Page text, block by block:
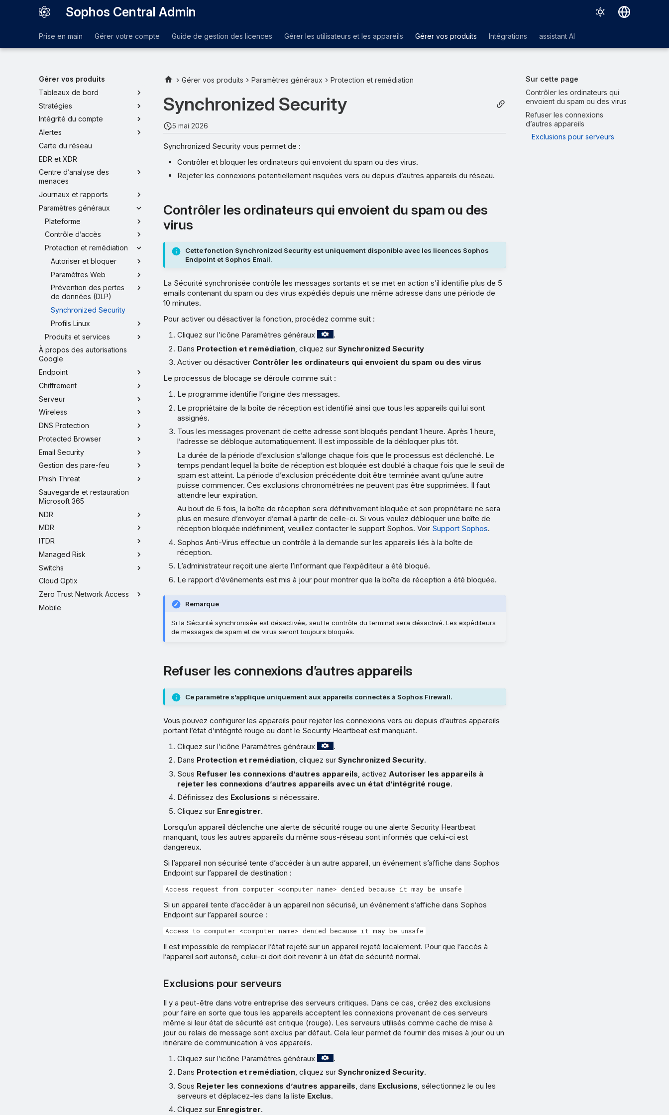
Sophos Central Admin
Français
Prise en main Gérer votre compte Guide de gestion des licences Gérer les utilisateurs et les appareils Gérer vos produits Intégrations assistant AI
Gérer vos produits
Tableaux de bord
Stratégies
Intégrité du compte
Alertes
Carte du réseau
EDR et XDR
Centre d’analyse des
menaces
Journaux et rapports
Paramètres généraux
Plateforme
Contrôle d’accès
Protection et remédiation
Autoriser et bloquer
Paramètres Web
Prévention des pertes
de données (DLP)
Synchronized Security
Profils Linux
Produits et services
À propos des autorisations
Google
Endpoint
Chiffrement
Serveur
Wireless
DNS Protection
Protected Browser
Email Security
Gestion des pare-feu
Phish Threat
Sauvegarde et restauration
Microsoft 365
NDR
MDR
ITDR
Managed Risk
Switchs
Cloud Optix
Zero Trust Network Access
Mobile
Sur cette page
Contrôler les ordinateurs qui
envoient du spam ou des virus
Refuser les connexions
d’autres appareils
Exclusions pour serveurs
Gérer vos produits Paramètres généraux Protection et remédiation
Synchronized Security
5 mai 2026
Synchronized Security vous permet de :
Contrôler et bloquer les ordinateurs qui envoient du spam ou des virus.
Rejeter les connexions potentiellement risquées vers ou depuis d’autres appareils du réseau.
Contrôler les ordinateurs qui envoient du spam ou des
virus
Cette fonction Synchronized Security est uniquement disponible avec les licences Sophos
Endpoint et Sophos Email.
La Sécurité synchronisée contrôle les messages sortants et se met en action s’il identifie plus de 5
emails contenant du spam ou des virus expédiés depuis une même adresse dans une période de
10 minutes.
Pour activer ou désactiver la fonction, procédez comme suit :
Cliquez sur l’icône Paramètres généraux
.
Dans Protection et remédiation, cliquez surSynchronized Security
Activer ou désactiver Contrôler les ordinateurs qui envoient du spam ou des virus
Le processus de blocage se déroule comme suit :
Le programme identifie l’origine des messages.
Le propriétaire de la boîte de réception est identifié ainsi que tous les appareils qui lui sont
assignés.
Tous les messages provenant de cette adresse sont bloqués pendant 1 heure. Après 1 heure,
l’adresse se débloque automatiquement. Il est impossible de la débloquer plus tôt.
La durée de la période d’exclusion s’allonge chaque fois que le processus est déclenché. Le
temps pendant lequel la boîte de réception est bloquée est doublé à chaque fois que le seuil de
spam est atteint. La période d’exclusion précédente doit être terminée avant qu’une autre
puisse commencer. Ces exclusions chronométrées ne peuvent pas être supprimées. Il faut
attendre leur expiration.
Au bout de 6 fois, la boîte de réception sera définitivement bloquée et son propriétaire ne sera
plus en mesure d’envoyer d’email à partir de celle-ci. Si vous voulez débloquer une boîte de
réception bloquée indéfiniment, veuillez contacter le support Sophos. Voir Support Sophos.
Sophos Anti-Virus effectue un contrôle à la demande sur les appareils liés à la boîte de
réception.
L’administrateur reçoit une alerte l’informant que l’expéditeur a été bloqué.
Le rapport d’événements est mis à jour pour montrer que la boîte de réception a été bloquée.
Remarque
Si la Sécurité synchronisée est désactivée, seul le contrôle du terminal sera désactivé. Les expéditeurs
de messages de spam et de virus seront toujours bloqués.
Refuser les connexions d’autres appareils
Ce paramètre s’applique uniquement aux appareils connectés à Sophos Firewall.
Vous pouvez configurer les appareils pour rejeter les connexions vers ou depuis d’autres appareils
portant l’état d’intégrité rouge ou dont le Security Heartbeat est manquant.
Cliquez sur l’icône Paramètres généraux
.
Dans Protection et remédiation, cliquez surSynchronized Security.
Sous Refuser les connexions d’autres appareils, activezAutoriser les appareils à
rejeter les connexions d’autres appareils avec un état d’intégrité rouge.
Définissez des Exclusions si nécessaire.
Cliquez sur Enregistrer.
Lorsqu’un appareil déclenche une alerte de sécurité rouge ou une alerte Security Heartbeat
manquant, tous les autres appareils du même sous-réseau sont informés que celui-ci est
dangereux.
Si l’appareil non sécurisé tente d’accéder à un autre appareil, un événement s’affiche dans Sophos
Endpoint sur l’appareil de destination :
Access request from computer <computer name> denied because it may be unsafe
Si un appareil tente d’accéder à un appareil non sécurisé, un événement s’affiche dans Sophos
Endpoint sur l’appareil source :
Access to computer <computer name> denied because it may be unsafe
Il est impossible de remplacer l’état rejeté sur un appareil rejeté localement. Pour que l’accès à
l’appareil soit autorisé, celui-ci doit doit revenir à un état de sécurité normal.
Exclusions pour serveurs
Il y a peut-être dans votre entreprise des serveurs critiques. Dans ce cas, créez des exclusions
pour faire en sorte que tous les appareils acceptent les connexions provenant de ces serveurs
même si leur état de sécurité est critique (rouge). Les serveurs utilisés comme cache de mise à
jour ou relais de message sont exclus par défaut. Cela leur permet de fournir des mises à jour ou un
itinéraire de communication à vos appareils.
Cliquez sur l’icône Paramètres généraux
.
Dans Protection et remédiation, cliquez surSynchronized Security.
Sous Rejeter les connexions d’autres appareils, dans Exclusions, sélectionnez le ou les
serveurs et déplacez-les dans la liste Exclus.
Cliquez sur Enregistrer.